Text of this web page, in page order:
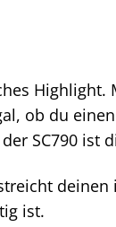
Highlight.
ob du
SC790 ist
ist.